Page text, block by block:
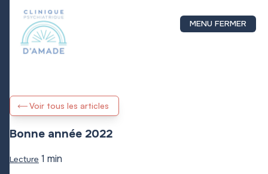
MENU FERMER
Voir tous les articles
Bonne année 2022
Lecture 1 min